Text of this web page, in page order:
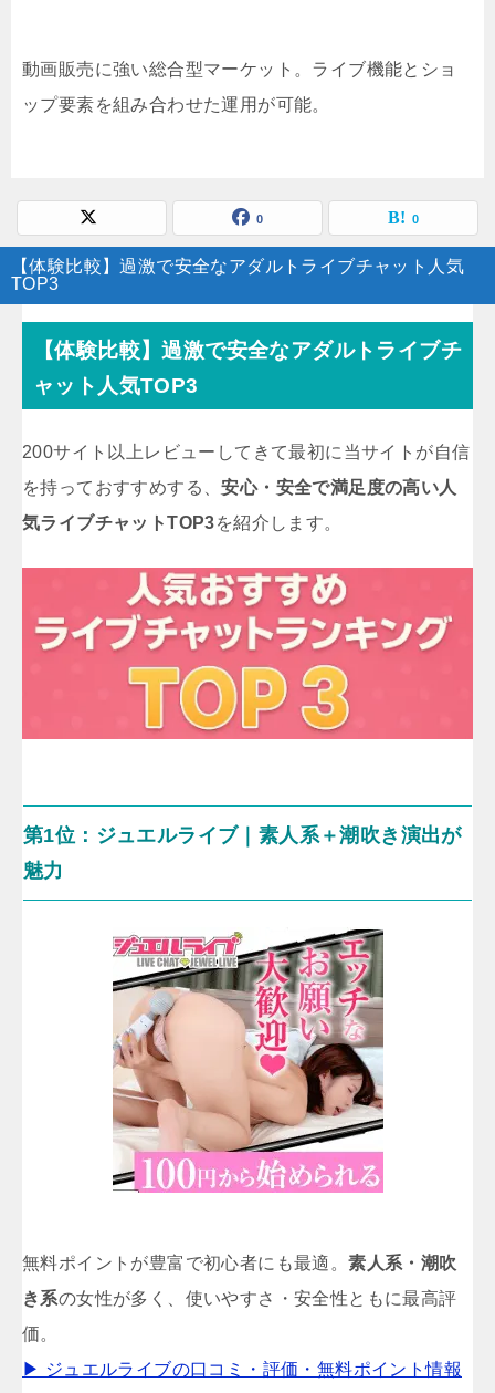
動画販売に強い総合型マーケット。ライブ機能とショ
ップ要素を組み合わせた運用が可能。
0 0
【体験比較】過激で安全なアダルトライブチャット人気
TOP3
【体験比較】過激で安全なアダルトライブチ
ャット人気TOP3
200サイト以上レビューしてきて最初に当サイトが自信
を持っておすすめする、安心・安全で満足度の高い人
気ライブチャットTOP3を紹介します。
第1位：ジュエルライブ｜素人系＋潮吹き演出が
魅力
無料ポイントが豊富で初心者にも最適。素人系・潮吹
き系の女性が多く、使いやすさ・安全性ともに最高評
価。
▶ ジュエルライブの口コミ・評価・無料ポイント情報